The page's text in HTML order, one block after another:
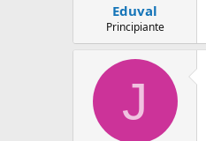
Eduval
Principiante
J